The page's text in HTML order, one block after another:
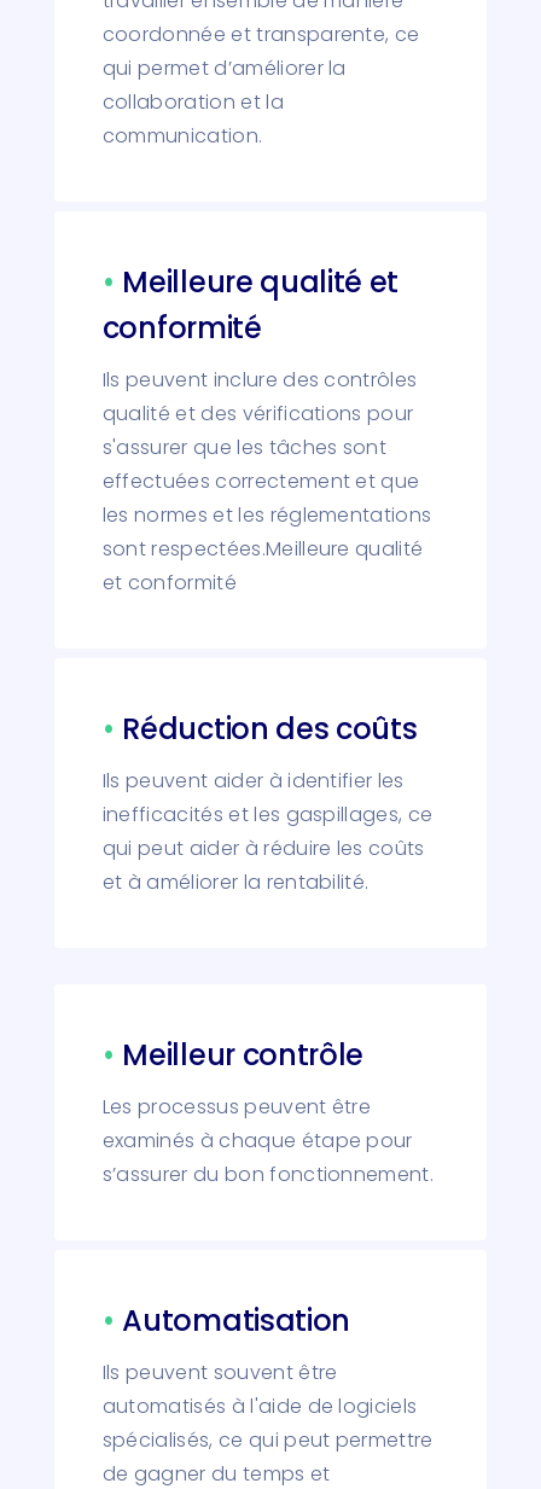
coordonnée et transparente, ce
qui permet d’améliorer la
collaboration et la
communication.
• Meilleure qualité et
conformité
Ils peuvent inclure des contrôles
qualité et des vérifications pour
s'assurer que les tâches sont
effectuées correctement et que
les normes et les réglementations
sont respectées.Meilleure qualité
et conformité
• Réduction des coûts
Ils peuvent aider à identifier les
inefficacités et les gaspillages, ce
qui peut aider à réduire les coûts
et à améliorer la rentabilité.
• Meilleur contrôle
Les processus peuvent être
examinés à chaque étape pour
s’assurer du bon fonctionnement.
• Automatisation
Ils peuvent souvent être
automatisés à l'aide de logiciels
spécialisés, ce qui peut permettre
de gagner du temps et